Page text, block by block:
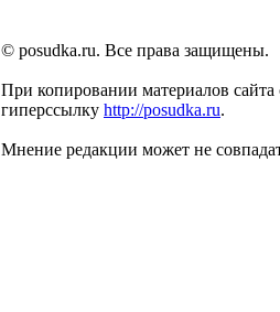
© posudka.ru. Все права защищены.
При копировании материалов сайта
гиперссылку http://posudka.ru.
Мнение редакции может не